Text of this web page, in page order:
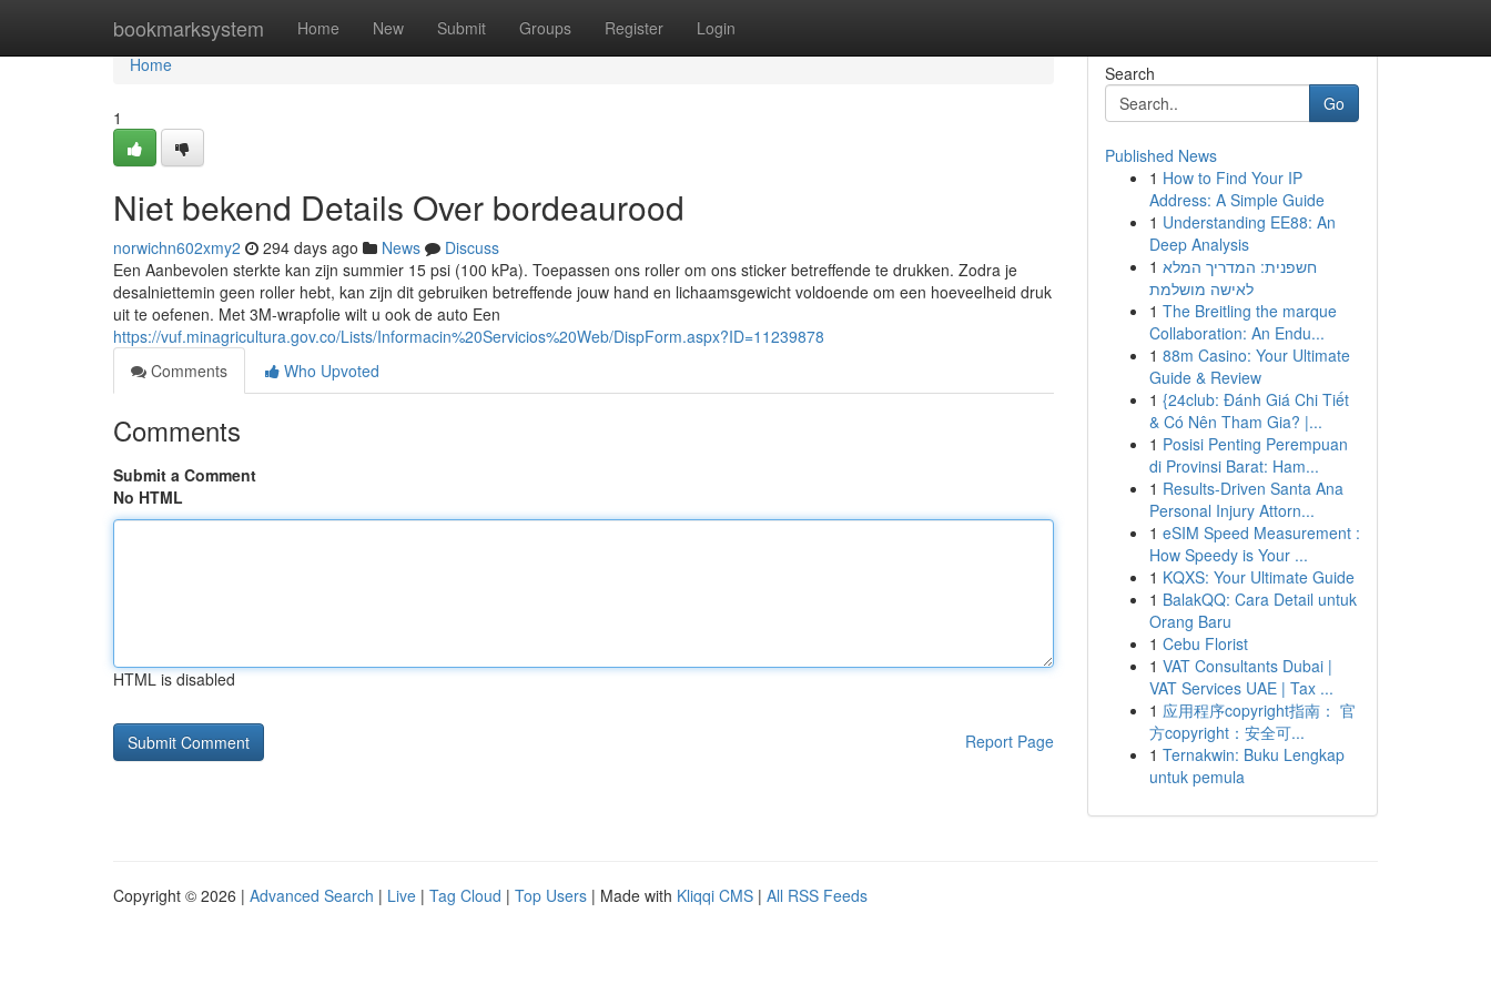
bookmarksystem Home New Submit Groups Register Login
Home
Home
1
Niet bekend Details Over bordeaurood
norwichn602xmy2 294 days ago News
Discuss
Een Aanbevolen sterkte kan zijn summier 15 psi (100 kPa). Toepassen ons roller om ons sticker betreffende te drukken. Zodra je
desalniettemin geen roller hebt, kan zijn dit gebruiken betreffende jouw hand en lichaamsgewicht voldoende om een hoeveelheid druk
uit te oefenen. Met 3M-wrapfolie wilt u ook de auto Een
https://vuf.minagricultura.gov.co/Lists/Informacin%20Servicios%20Web/DispForm.aspx?ID=11239878
Comments
Who Upvoted
Comments
Submit a Comment
No HTML
HTML is disabled
Report Page
Search
Go
Published News
1 How to Find Your IP
Address: A Simple Guide
1 Understanding EE88: An
Deep Analysis
1 חשפנית: המדריך המלא
לאישה מושלמת
1 The Breitling the marque
Collaboration: An Endu...
1 88m Casino: Your Ultimate
Guide & Review
1 {24club: Đánh Giá Chi Tiết
& Có Nên Tham Gia? |...
1 Posisi Penting Perempuan
di Provinsi Barat: Ham...
1 Results-Driven Santa Ana
Personal Injury Attorn...
1 eSIM Speed Measurement :
How Speedy is Your ...
1 KQXS: Your Ultimate Guide
1 BalakQQ: Cara Detail untuk
Orang Baru
1 Cebu Florist
1 VAT Consultants Dubai |
VAT Services UAE | Tax ...
1 应用程序copyright指南： 官
方copyright：安全可...
1 Ternakwin: Buku Lengkap
untuk pemula
Copyright © 2026 | Advanced Search | Live | Tag Cloud | Top Users | Made with Kliqqi CMS | All RSS Feeds